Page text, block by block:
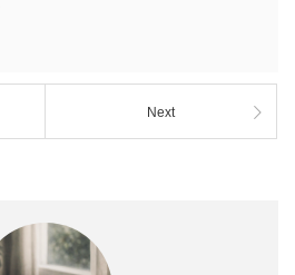
Next